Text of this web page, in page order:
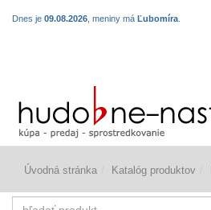
Dnes je 09.08.2026 , meniny má Ľubomíra
Úvodná stránka Katalóg produktov